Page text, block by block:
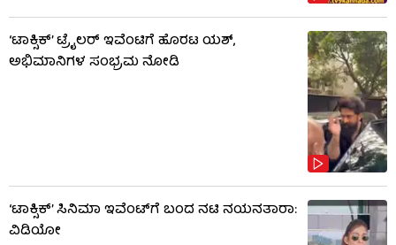
‘ಟಾಕ್ಸಿಕ್’ ಟ್ರೈಲರ್ ಇವೆಂಟಿಗೆ ಹೊರಟ ಯಶ್,
ಅಭಿಮಾನಿಗಳ ಸಂಭ್ರಮ ನೋಡಿ
‘ಟಾಕ್ಸಿಕ್’ ಸಿನಿಮಾ ಇವೆಂಟ್​​ಗೆ ಬಂದ ನಟಿ ನಯನತಾರಾ:
ವಿಡಿಯೋ